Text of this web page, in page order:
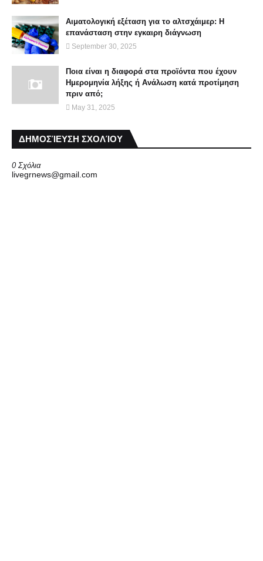
Αιματολογική εξέταση για το αλτσχάιμερ: Η
επανάσταση στην εγκαιρη διάγνωση
September 30, 2025
Ποια είναι η διαφορά στα προϊόντα που έχουν
Ημερομηνία λήξης ή Aνάλωση κατά προτίμηση
πριν από;
May 31, 2025
ΔΗΜΟΣΊΕΥΣΗ ΣΧΟΛΊΟΥ
0 Σχόλια
livegrnews@gmail.com